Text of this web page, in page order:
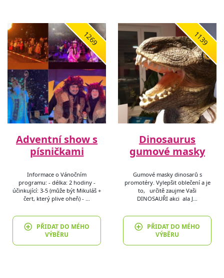
1269
Adventní show s
písničkami
Informace o Vánočním
programu: - délka: 2 hodiny -
účinkující: 3-5 (může být Mikuláš +
čert, který plive oheň) - …
PŘIDAT DO MÉHO
VÝBĚRU
1139
Dinosaurus
gumové masky
Gumové masky dinosarů s
promotéry. Vylepšit oblečení a je
to, určitě zaujme Vaši
DINOSAUŘI akci ala J…
PŘIDAT DO MÉHO
VÝBĚRU